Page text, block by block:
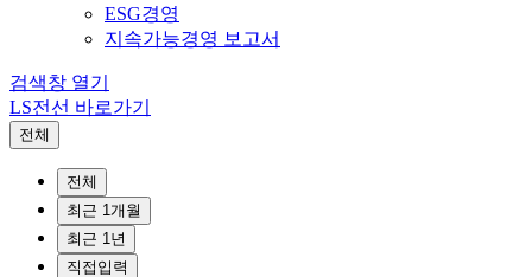
ESG경영
지속가능경영 보고서
검색창 열기
LS전선 바로가기
전체
전체
최근 1개월
최근 1년
직접입력